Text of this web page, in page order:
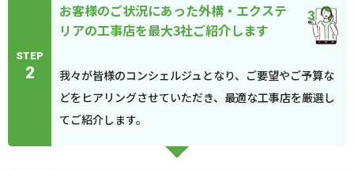
STEP
2
お客様のご状況にあった外構・エクステ
リアの工事店を最大3社ご紹介します
我々が皆様のコンシェルジュとなり、ご要望やご予算な
どをヒアリングさせていただき、最適な工事店を厳選し
てご紹介します。